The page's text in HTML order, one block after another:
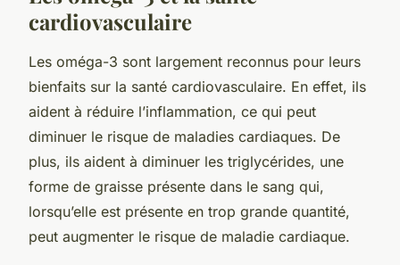
cardiovasculaire
Les oméga-3 sont largement reconnus pour leurs
bienfaits sur la santé cardiovasculaire. En effet, ils
aident à réduire l’inflammation, ce qui peut
diminuer le risque de maladies cardiaques. De
plus, ils aident à diminuer les triglycérides, une
forme de graisse présente dans le sang qui,
lorsqu’elle est présente en trop grande quantité,
peut augmenter le risque de maladie cardiaque.